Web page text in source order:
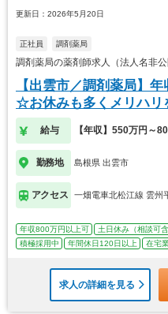
更新日：2026年5月20日
正社員 調剤薬局
調剤薬局の薬剤師求人（法人名非
【出雲市／調剤薬局】
☆お休みも多くメリハリ
給与 【年収】550万円～
勤務地 島根県 出雲市
アクセス 一畑電車北松江線 雲州
年収800万円以上可 土日休み（相談可含
積極採用中
年間休日120日以上 在宅
求人の詳細を見る